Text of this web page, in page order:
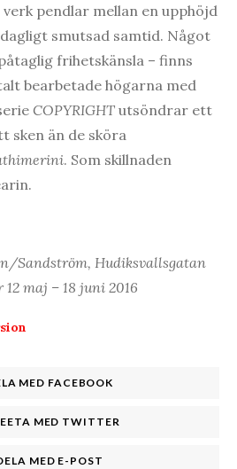
pendlar mellan en upphöjd
smutsad samtid. Något
frihetskänsla – finns
bearbetade högarna med
COPYRIGHT utsöndrar ett
sken än de sköra
. Som skillnaden
Sandström, Hudiksvallsgatan
maj – 18 juni 2016
MED FACEBOOK
MED TWITTER
MED E-POST